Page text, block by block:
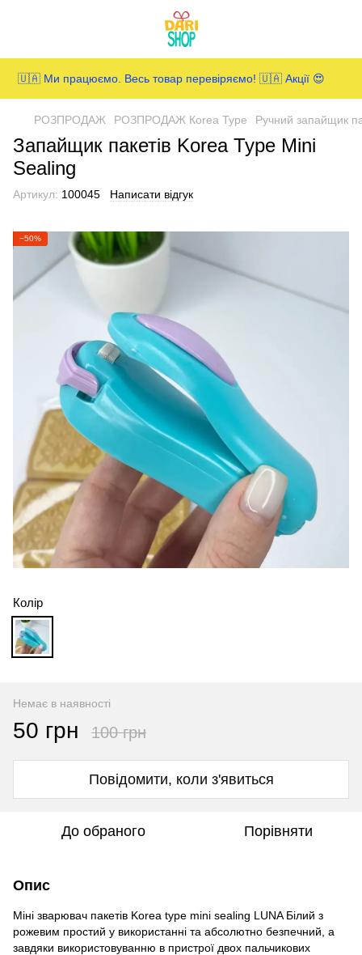
🇺🇦 Ми працюємо. Весь товар перевіряємо! 🇺🇦 Акції 😍
РОЗПРОДАЖ РОЗПРОДАЖ Кorea Type Ручний запайщик
Запайщик пакетів Korea Type Mini
Sealing
Артикул: 100045 Написати відгук
−50%
Колір
Немає в наявності
50 грн 100 грн
Повідомити, коли з'явиться
До обраного Порівняти
Опис
Міні зварювач пакетів Korea type mini sealing LUNA Білий з
рожевим простий у використанні та абсолютно безпечний, а
завдяки використовуванню в пристрої двох пальчикових